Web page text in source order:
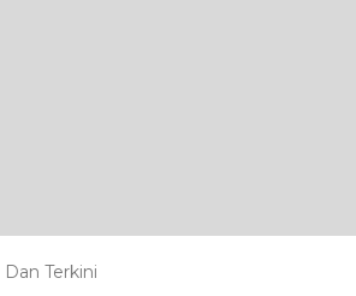
Terkini